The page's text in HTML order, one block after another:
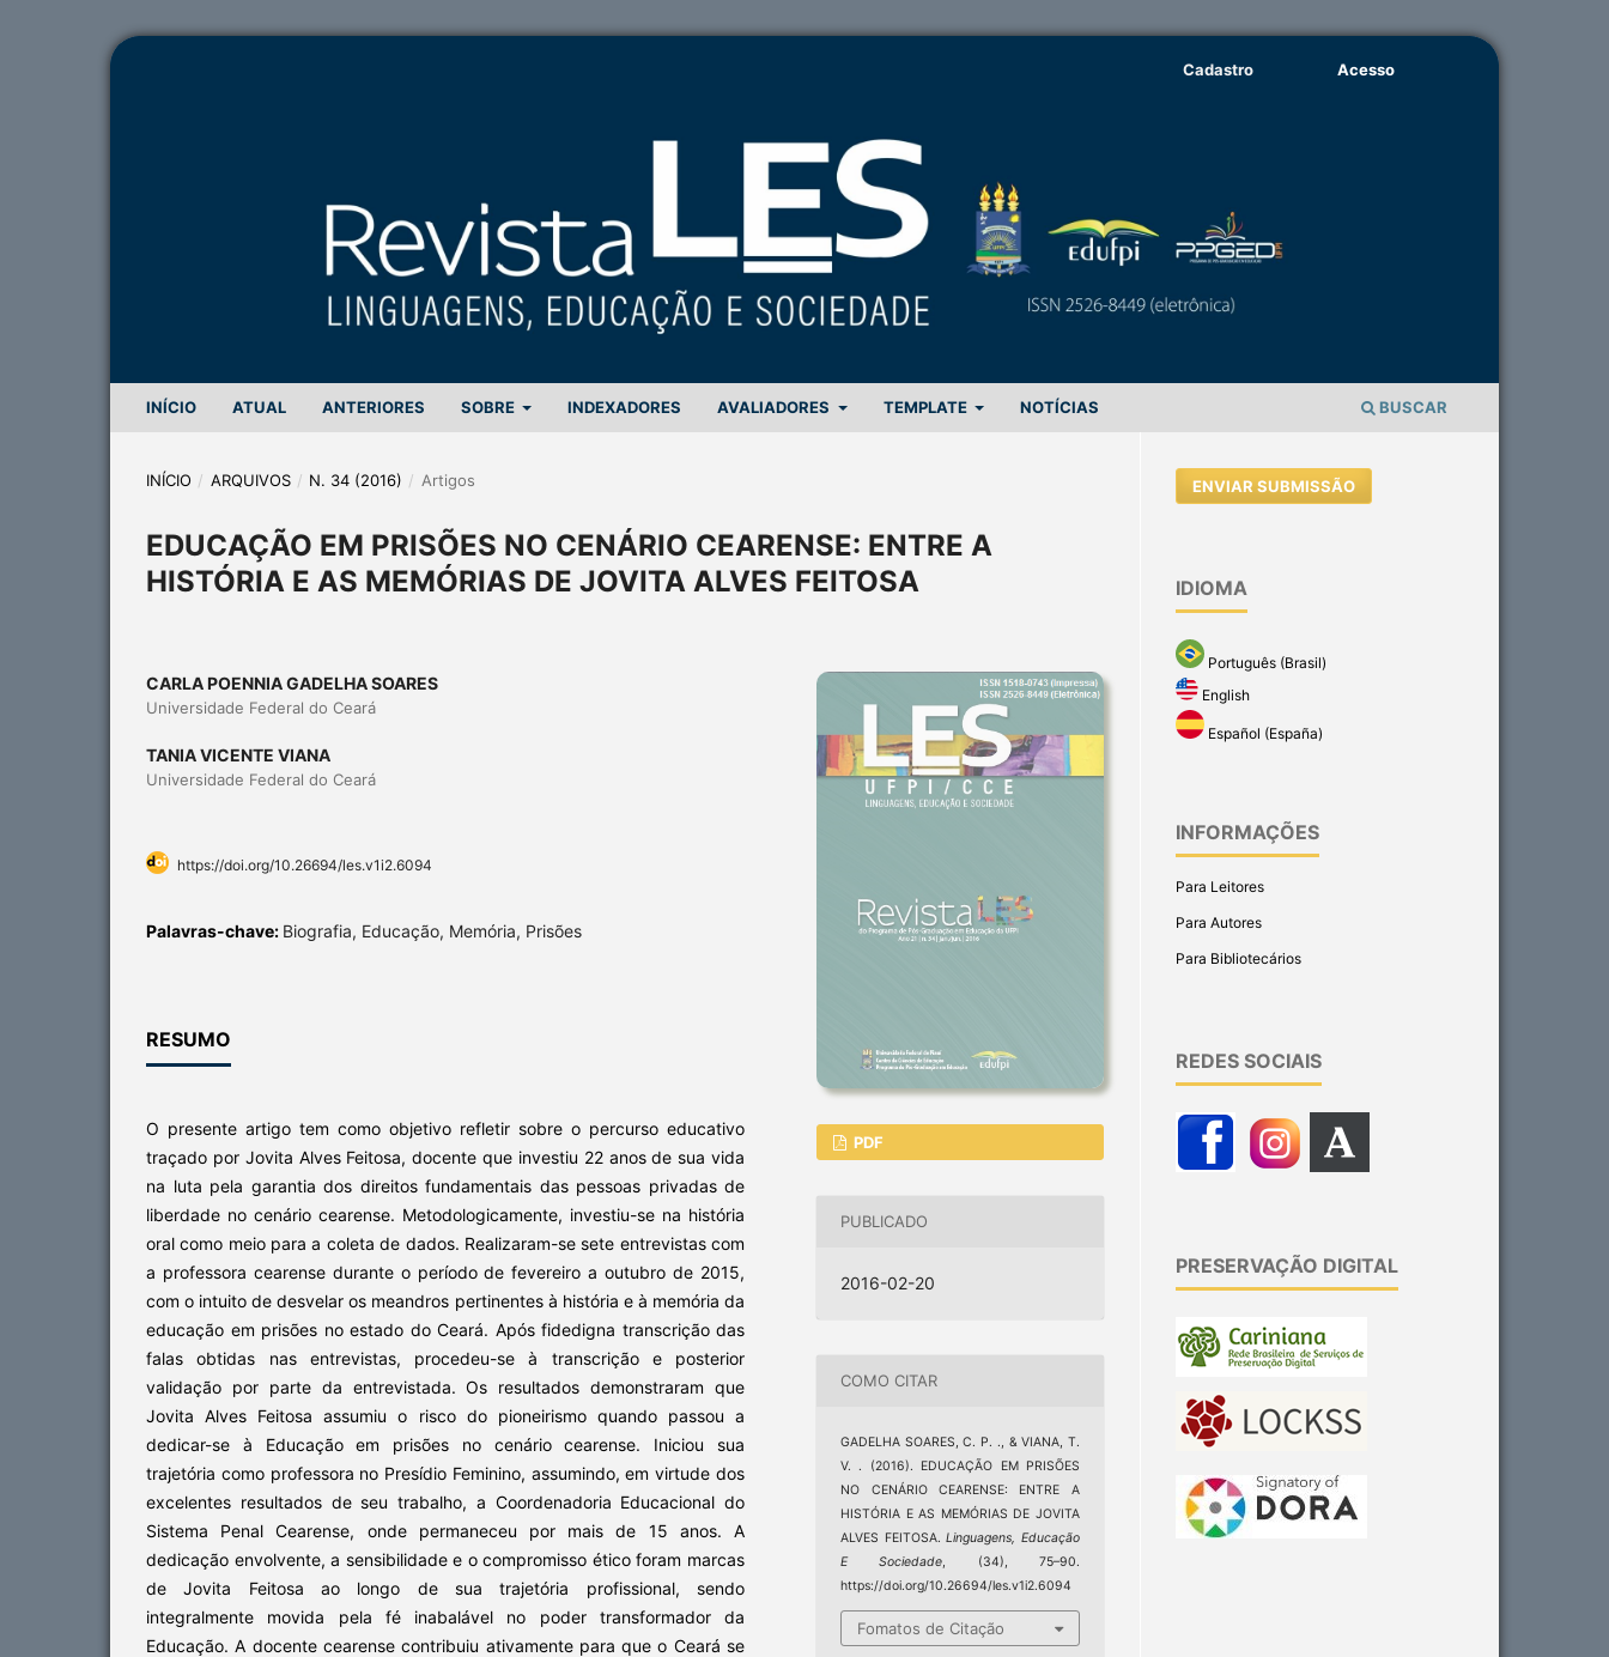
INÍCIO ATUAL ANTERIORES SOBRE INDEXADORES AVALIADORES TEMPLATE NOTÍCIAS BUSCAR
Cadastro Acesso
INÍCIO / ARQUIVOS / N. 34 (2016) / Artigos
EDUCAÇÃO EM PRISÕES NO CENÁRIO CEARENSE: ENTRE A
HISTÓRIA E AS MEMÓRIAS DE JOVITA ALVES FEITOSA
CARLA POENNIA GADELHA SOARES
Universidade Federal do Ceará
TANIA VICENTE VIANA
Universidade Federal do Ceará
https://doi.org/10.26694/les.v1i2.6094
Palavras-chave: Biografia, Educação, Memória, Prisões
RESUMO
O presente artigo tem como objetivo refletir sobre o percurso educativo
traçado por Jovita Alves Feitosa, docente que investiu 22 anos de sua vida
na luta pela garantia dos direitos fundamentais das pessoas privadas de
liberdade no cenário cearense. Metodologicamente, investiu-se na história
oral como meio para a coleta de dados. Realizaram-se sete entrevistas com
a professora cearense durante o período de fevereiro a outubro de 2015,
com o intuito de desvelar os meandros pertinentes à história e à memória da
educação em prisões no estado do Ceará. Após fidedigna transcrição das
falas obtidas nas entrevistas, procedeu-se à transcrição e posterior
validação por parte da entrevistada. Os resultados demonstraram que
Jovita Alves Feitosa assumiu o risco do pioneirismo quando passou a
dedicar-se à Educação em prisões no cenário cearense. Iniciou sua
trajetória como professora no Presídio Feminino, assumindo, em virtude dos
excelentes resultados de seu trabalho, a Coordenadoria Educacional do
Sistema Penal Cearense, onde permaneceu por mais de 15 anos. A
dedicação envolvente, a sensibilidade e o compromisso ético foram marcas
de Jovita Feitosa ao longo de sua trajetória profissional, sendo
integralmente movida pela fé inabalável no poder transformador da
Educação. A docente cearense contribuiu ativamente para que o Ceará se
PDF
PUBLICADO
2016-02-20
COMO CITAR
GADELHA SOARES, C. P. ., & VIANA, T.
V. . (2016). EDUCAÇÃO EM PRISÕES
NO CENÁRIO CEARENSE: ENTRE A
HISTÓRIA E AS MEMÓRIAS DE JOVITA
ALVES FEITOSA.Linguagens, Educação
E Sociedade, (34), 75–90.
https://doi.org/10.26694/les.v1i2.6094
Fomatos de Citação
ENVIAR SUBMISSÃO
IDIOMA
Português (Brasil)
English
Español (España)
INFORMAÇÕES
Para Leitores
Para Autores
Para Bibliotecários
REDES SOCIAIS
PRESERVAÇÃO DIGITAL